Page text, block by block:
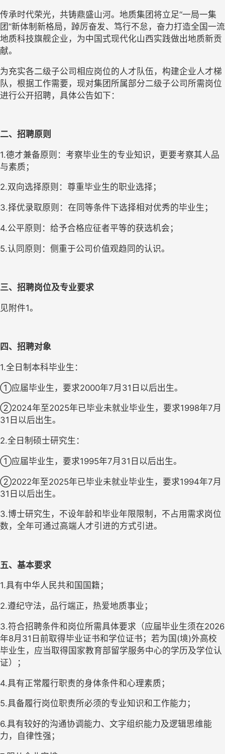
传承时代荣光，共铸鼎盛山河。地质集团将立足“一局一集
团”新体制新格局，踔厉奋发、笃行不怠，奋力打造全国一流
地质科技旗舰企业，为中国式现代化山西实践做出地质新贡
献。
为充实各二级子公司相应岗位的人才队伍，构建企业人才梯
队，根据工作需要，现对集团所属部分二级子公司所需岗位
进行公开招聘，具体公告如下：
二、招聘原则
1.德才兼备原则：考察毕业生的专业知识，更要考察其人品
与素质；
2.双向选择原则：尊重毕业生的职业选择；
3.择优录取原则：在同等条件下选择相对优秀的毕业生；
4.公平原则：给予合格应征者平等的获选机会；
5.认同原则：侧重于公司价值观趋同的认识。
三、招聘岗位及专业要求
见附件1。
四、招聘对象
1.全日制本科毕业生：
①应届毕业生，要求2000年7月31日以后出生。
②2024年至2025年已毕业未就业毕业生，要求1998年7月
31日以后出生。
2.全日制硕士研究生：
①应届毕业生，要求1995年7月31日以后出生。
②2022年至2025年已毕业未就业毕业生，要求1994年7月
31日以后出生。
3.博士研究生，不设年龄和毕业年限限制，不占用需求岗位
数，全年可通过高端人才引进的方式引进。
五、基本要求
1.具有中华人民共和国国籍；
2.遵纪守法，品行端正，热爱地质事业；
3.符合招聘条件和岗位所需具体要求（应届毕业生须在2026
年8月31日前取得毕业证书和学位证书；若为国(境)外高校
毕业生，应当取得国家教育部留学服务中心的学历及学位认
证）；
4.具有正常履行职责的身体条件和心理素质；
5.具备履行岗位职责所必须的专业知识和工作能力；
6.具有较好的沟通协调能力、文字组织能力及逻辑思维能
力，自律性强；